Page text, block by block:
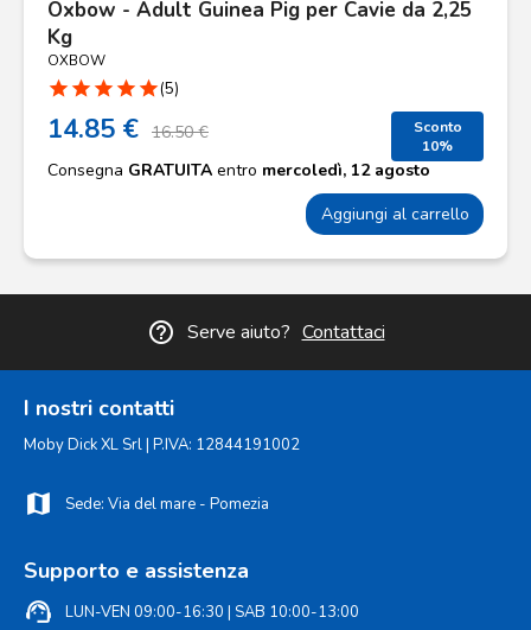
Oxbow - Adult Guinea Pig per Cavie da 2,25
Kg
OXBOW
star star star star star(5)
14.85 € 16.50 €
Sconto
10%
Consegna GRATUITA entro mercoledì, 12 agosto
Aggiungi al carrello
help_outline Serve aiuto? Contattaci
I nostri contatti
Moby Dick XL Srl | P.IVA: 12844191002
map Sede: Via del mare - Pomezia
Supporto e assistenza
support_agent LUN-VEN 09:00-16:30 | SAB 10:00-13:00